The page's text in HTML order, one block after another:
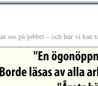
oss på jobbet – och hur vi kan